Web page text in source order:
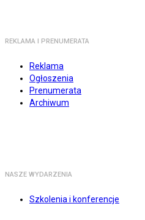
REKLAMA I PRENUMERATA
Reklama
Ogłoszenia
Prenumerata
Archiwum
NASZE WYDARZENIA
Szkolenia i konferencje